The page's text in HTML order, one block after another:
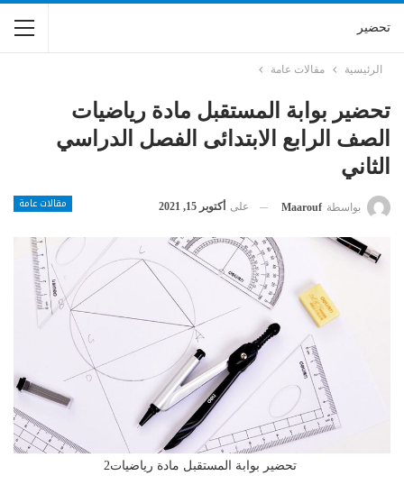
تحضير
الرئيسية مقالات عامة
تحضير بوابة المستقبل مادة رياضيات
الصف الرابع الابتدائى الفصل الدراسي
الثاني
مقالات عامة بواسطة Maarouf على أكتوبر 15, 2021
تحضير بوابة المستقبل مادة رياضيات2